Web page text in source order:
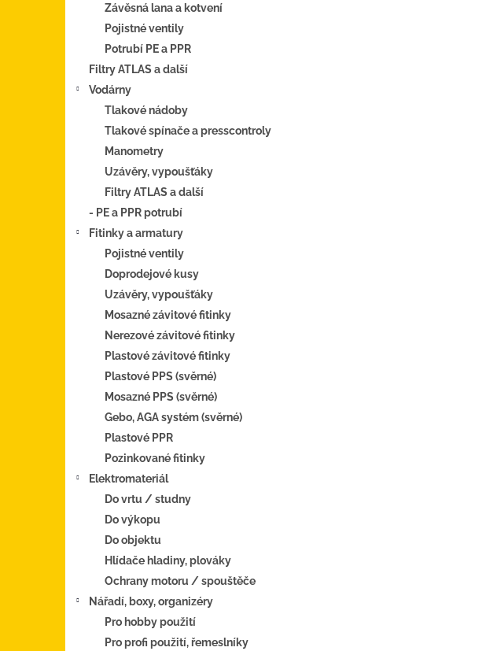
Závěsná lana a kotvení
Pojistné ventily
Potrubí PE a PPR
Filtry ATLAS a další
Vodárny
Tlakové nádoby
Tlakové spínače a presscontroly
Manometry
Uzávěry, vypoušťáky
Filtry ATLAS a další
- PE a PPR potrubí
Fitinky a armatury
Pojistné ventily
Doprodejové kusy
Uzávěry, vypoušťáky
Mosazné závitové fitinky
Nerezové závitové fitinky
Plastové závitové fitinky
Plastové PPS (svěrné)
Mosazné PPS (svěrné)
Gebo, AGA systém (svěrné)
Plastové PPR
Pozinkované fitinky
Elektromateriál
Do vrtu / studny
Do výkopu
Do objektu
Hlídače hladiny, plováky
Ochrany motoru / spouštěče
Nářadí, boxy, organizéry
Pro hobby použití
Pro profi použití, řemeslníky